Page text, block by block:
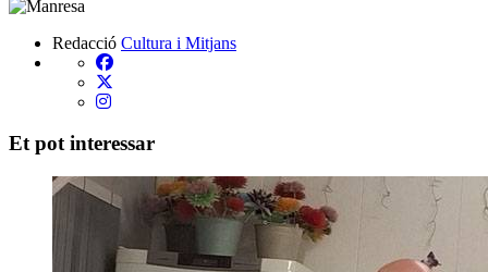
Redacció Cultura i Mitjans
Et pot interessar